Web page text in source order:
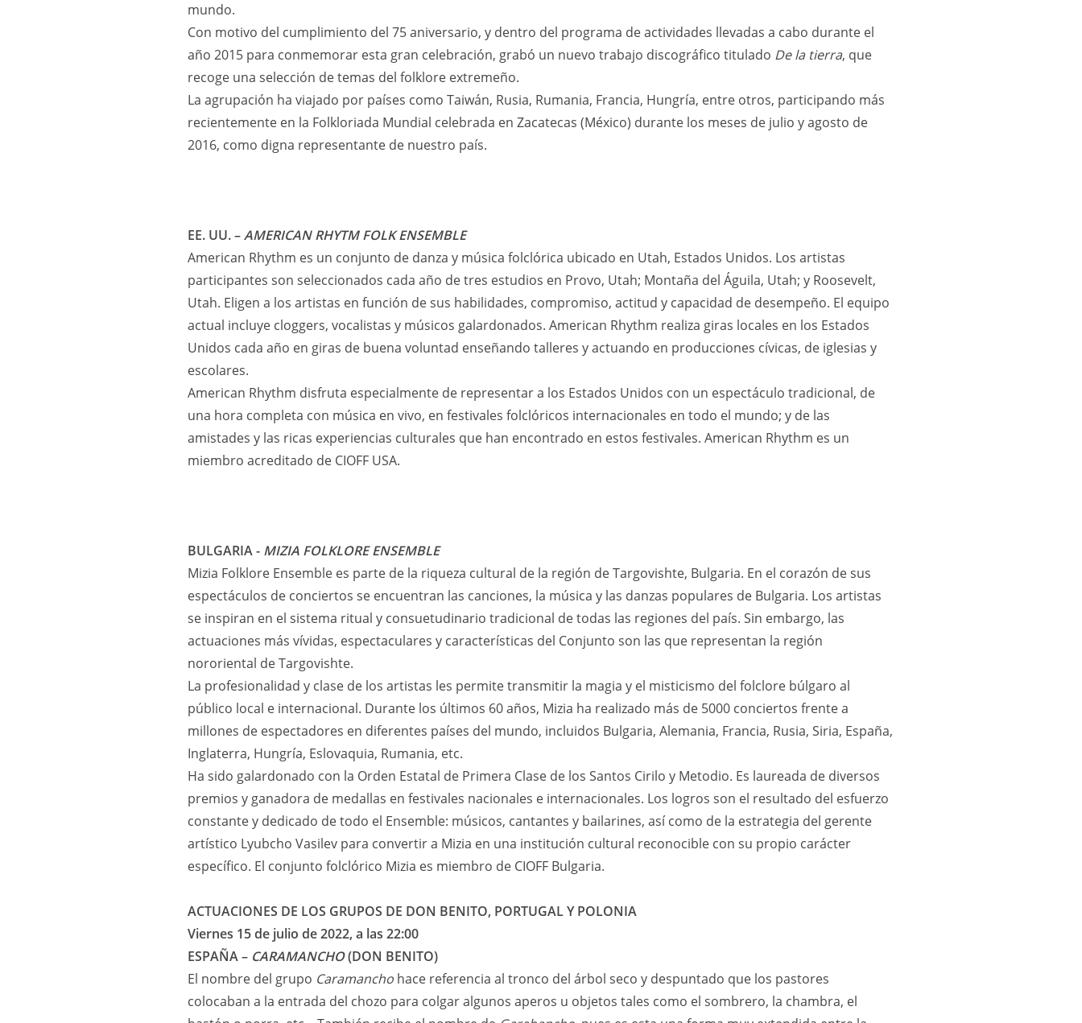
mundo.
Con motivo del cumplimiento del 75 aniversario, y dentro del programa de actividades llevadas a cabo durante el
año 2015 para conmemorar esta gran celebración, grabó un nuevo trabajo discográfico titulado De la tierra, que
recoge una selección de temas del folklore extremeño.
La agrupación ha viajado por países como Taiwán, Rusia, Rumania, Francia, Hungría, entre otros, participando más
recientemente en la Folkloriada Mundial celebrada en Zacatecas (México) durante los meses de julio y agosto de
2016, como digna representante de nuestro país.
EE. UU. –AMERICAN RHYTM FOLK ENSEMBLE
American Rhythm es un conjunto de danza y música folclórica ubicado en Utah, Estados Unidos. Los artistas
participantes son seleccionados cada año de tres estudios en Provo, Utah; Montaña del Águila, Utah; y Roosevelt,
Utah. Eligen a los artistas en función de sus habilidades, compromiso, actitud y capacidad de desempeño. El equipo
actual incluye cloggers, vocalistas y músicos galardonados. American Rhythm realiza giras locales en los Estados
Unidos cada año en giras de buena voluntad enseñando talleres y actuando en producciones cívicas, de iglesias y
escolares.
American Rhythm disfruta especialmente de representar a los Estados Unidos con un espectáculo tradicional, de
una hora completa con música en vivo, en festivales folclóricos internacionales en todo el mundo; y de las
amistades y las ricas experiencias culturales que han encontrado en estos festivales. American Rhythm es un
miembro acreditado de CIOFF USA.
BULGARIA - MIZIA FOLKLORE ENSEMBLE
Mizia Folklore Ensemble es parte de la riqueza cultural de la región de Targovishte, Bulgaria. En el corazón de sus
espectáculos de conciertos se encuentran las canciones, la música y las danzas populares de Bulgaria. Los artistas
se inspiran en el sistema ritual y consuetudinario tradicional de todas las regiones del país. Sin embargo, las
actuaciones más vívidas, espectaculares y características del Conjunto son las que representan la región
nororiental de Targovishte.
La profesionalidad y clase de los artistas les permite transmitir la magia y el misticismo del folclore búlgaro al
público local e internacional. Durante los últimos 60 años, Mizia ha realizado más de 5000 conciertos frente a
millones de espectadores en diferentes países del mundo, incluidos Bulgaria, Alemania, Francia, Rusia, Siria, España,
Inglaterra, Hungría, Eslovaquia, Rumania, etc.
Ha sido galardonado con la Orden Estatal de Primera Clase de los Santos Cirilo y Metodio. Es laureada de diversos
premios y ganadora de medallas en festivales nacionales e internacionales. Los logros son el resultado del esfuerzo
constante y dedicado de todo el Ensemble: músicos, cantantes y bailarines, así como de la estrategia del gerente
artístico Lyubcho Vasilev para convertir a Mizia en una institución cultural reconocible con su propio carácter
específico. El conjunto folclórico Mizia es miembro de CIOFF Bulgaria.
ACTUACIONES DE LOS GRUPOS DE DON BENITO, PORTUGAL Y POLONIA
Viernes 15 de julio de 2022, a las 22:00
ESPAÑA – CARAMANCHO(DON BENITO)
El nombre del grupo Caramancho hace referencia al tronco del árbol seco y despuntado que los pastores
colocaban a la entrada del chozo para colgar algunos aperos u objetos tales como el sombrero, la chambra, el